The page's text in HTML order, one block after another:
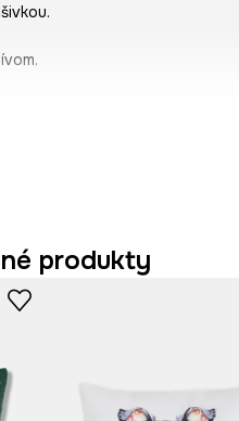
produkty